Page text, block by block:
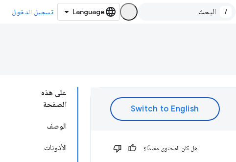
/ تسجيل الدخول
على هذه
الصفحة
الوصف
الأذونات هل كان المحتوى مفيدًا؟